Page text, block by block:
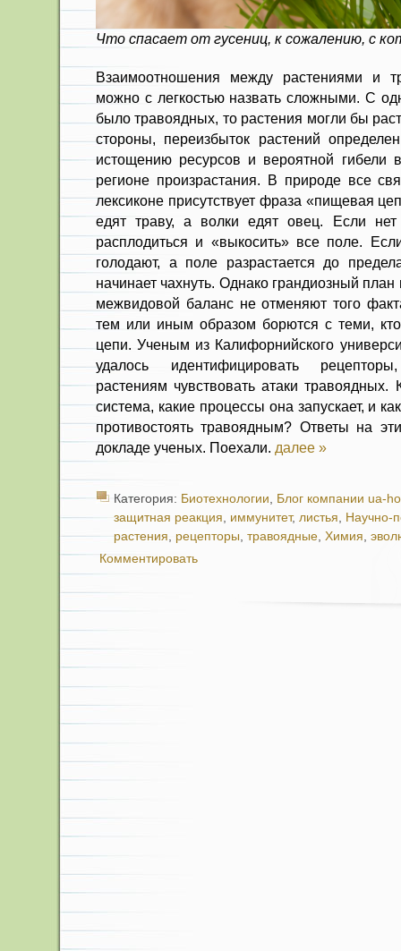
Что спасает от гусениц, к сожалению, с
Взаимоотношения между растениями и
можно с легкостью назвать сложными. С
было травоядных, то растения могли бы
стороны, переизбыток растений
истощению ресурсов и вероятной гибели
регионе произрастания. В природе все
лексиконе присутствует фраза «пищевая
едят траву, а волки едят овец. Если
расплодиться и «выкосить» все поле.
голодают, а поле разрастается до
начинает чахнуть. Однако грандиозный
межвидовой баланс не отменяют того
тем или иным образом борются с теми,
цепи. Ученым из Калифорнийского
удалось идентифицировать
растениям чувствовать атаки травоядных.
система, какие процессы она запускает, и
противостоять травоядным? Ответы на
докладе ученых. Поехали. далее »
Категория: Биотехнологии, Блог компании ua-
защитная реакция, иммунитет, листья, Научно-
растения, рецепторы, травоядные, Химия,
Комментировать